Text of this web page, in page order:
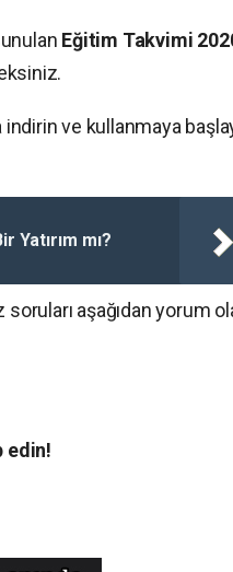
Eğitim Takvimi
ve kullanmaya
Yatırım mı?
aşağıdan yorum
edin!